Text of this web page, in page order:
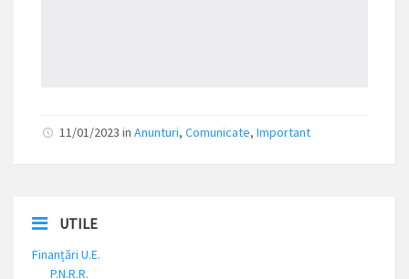
11/01/2023 in Anunturi, Comunicate, Important
UTILE
Finanțări U.E.
P.N.R.R.